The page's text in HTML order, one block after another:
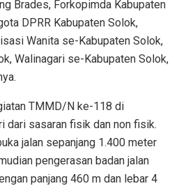
Brades, Forkopimda Kabupaten
DPRR Kabupaten Solok,
Wanita se-Kabupaten Solok,
Walinagari se-Kabupaten Solok,
TMMD/N ke-118 di
dari sasaran fisik dan non fisik.
jalan sepanjang 1.400 meter
pengerasan badan jalan
panjang 460 m dan lebar 4